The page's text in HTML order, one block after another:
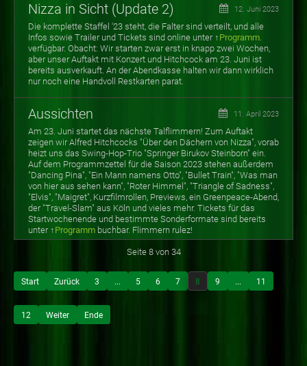
Nizza in Sicht (Update 2) 12. Juni 2023
Die komplette Staffel '23 steht, die Falter sind verteilt, und alle
Infos sowie Trailer und Tickets sind online unter ↑ Programm.
verfügbar. Obacht: Wir starten zwar erst in knapp zwei Wochen,
aber unser Auftakt mit Konzert und Hitchcock am 23. Juni ist
bereits ausverkauft. An der Abendkasse halten wir dann wirklich
nur noch eine Handvoll Restkarten parat.
Aussichten 11. April 2023
Am 23. Juni startet das nächste Talflimmern! Zum Auftakt
zeigen wir Alfred Hitchcocks "Über den Dächern von Nizza", vorab
heizt uns das Swing-Hop-Trio "Springer Birukov Steinborn" ein.
Auf dem Programmzettel für die Saison 2023 stehen außerdem
"Dancing Pina", "Ein Mann namens Otto", "Bullet Train", "Was man
von hier aus sehen kann", "Roter Himmel", "Triangle of Sadness",
"Elvis", "Maigret", Kurzfilmrollen, Previews, ein Greenpeace-Abend,
der "Travel-Slam" aus Köln und vieles mehr. Tickets für das
Startwochenende und bestimmte Sonderformate sind bereits
unter ↑ Programm buchbar. Flimmern rulez!
Seite 8 von 34
Start Zurück 3 ... 5 6 7 8 9 ... 11
12 Weiter Ende